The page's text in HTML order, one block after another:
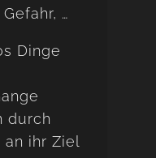
…
Dinge
durch
ihr Ziel